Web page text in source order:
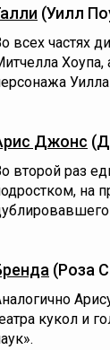
(Уилл
всех частях
Джонс
второй раз
на
(Роза
кукол и